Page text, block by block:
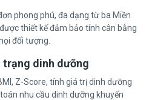
phong phú, đa dạng từ ba Miền
thiết kế đảm bảo tính cân bằng
đối tượng.
dinh dưỡng
Z-Score, tính giá trị dinh dưỡng
nhu cầu dinh dưỡng khuyến